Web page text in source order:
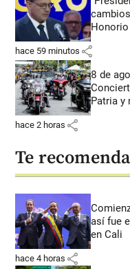
hace 59 minutos share
8 de
Patria y
hace 2 horas share
Te
así fue
en Cali
hace 4 horas share